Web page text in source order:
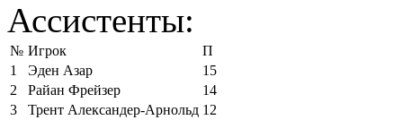
Ассистенты:
№ Игрок
П
1
Эден Азар
15
2
Райан Фрейзер
14
3
Трент Александер-Арнольд 12